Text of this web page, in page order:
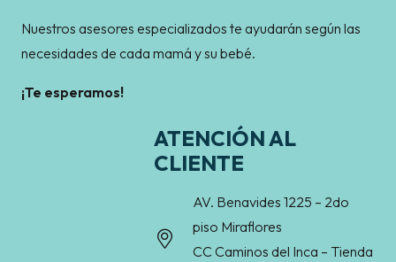
Nuestros asesores especializados te ayudarán según las
necesidades de cada mamá y su bebé.
¡Te esperamos!
ATENCIÓN AL
CLIENTE
AV. Benavides 1225 – 2do
piso Miraflores
CC Caminos del Inca – Tienda